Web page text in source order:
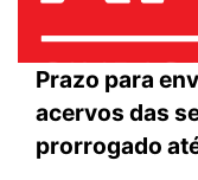
Prazo para
acervos das
prorrogado